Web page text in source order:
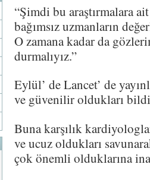
“Şimdi bu araştırmalara
bağımsız uzmanların
O zamana kadar da
durmalıyız.”
Eylül’ de Lancet’ de
ve güvenilir oldukları
Buna karşılık
ve ucuz oldukları
çok önemli olduklarına